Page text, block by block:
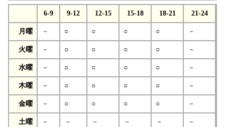
6-9 9-12 12-15 15-18 18-21 21-24
月曜 － ○ ○ ○ ○ －
火曜 － ○ ○ ○ ○ －
水曜 － ○ ○ ○ ○ －
木曜 － ○ ○ ○ ○ －
金曜 － ○ ○ ○ ○ －
土曜 － － － － － －